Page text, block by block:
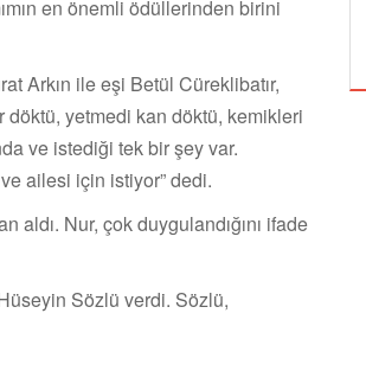
en önemli ödüllerinden birini
Arkın ile eşi Betül Cüreklibatır,
döktü, yetmedi kan döktü, kemikleri
ve istediği tek bir şey var.
ailesi için istiyor” dedi.
aldı. Nur, çok duygulandığını ifade
Sözlü verdi. Sözlü,
TUZBİBER, EDİNBURGH FRİNGE'DEKİ İLK